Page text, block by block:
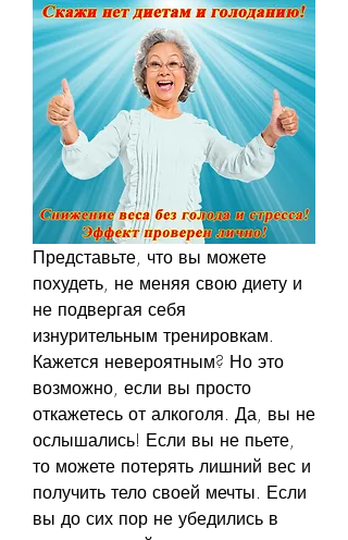
Представьте, что вы можете
похудеть, не меняя свою диету и
не подвергая себя
изнурительным тренировкам.
Кажется невероятным? Но это
возможно, если вы просто
откажетесь от алкоголя. Да, вы не
ослышались! Если вы не пьете,
то можете потерять лишний вес и
получить тело своей мечты. Если
вы до сих пор не убедились в